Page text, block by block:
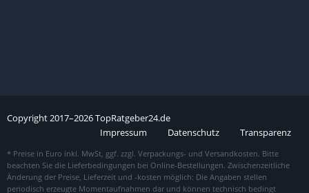
Copyright2017–2026TopRatgeber24.de
Impressum
Datenschutz Transparenz